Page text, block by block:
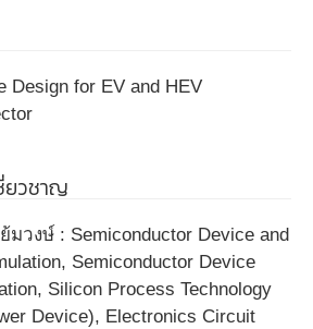
Design for EV and HEV
ยวชาญ
วงษ์ : Semiconductor Device and
Semiconductor Device
Silicon Process Technology
Device), Electronics Circuit